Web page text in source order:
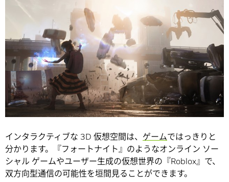
インタラクティブな 3D 仮想空間は、 ゲームではっきりと
分かります。『フォートナイト』のようなオンライン ソー
シャル ゲームやユーザー生成の仮想世界の『Roblox』で、
双方向型通信の可能性を垣間見ることができます。